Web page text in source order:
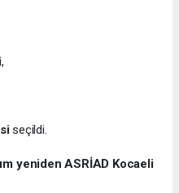
,
seçildi.
yeniden ASRİAD Kocaeli